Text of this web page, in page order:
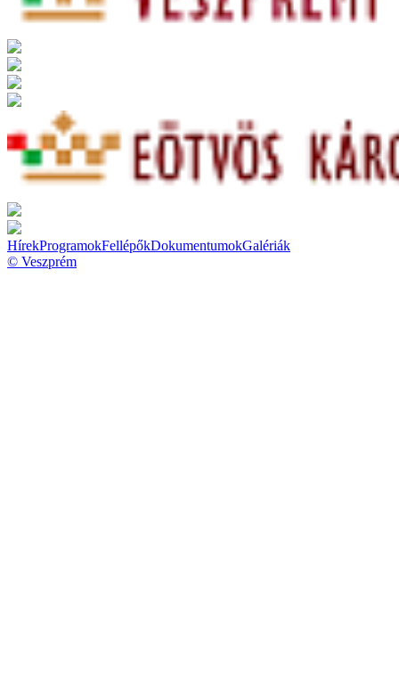
HírekProgramokFellépőkDokumentumokGalériák
© Veszprém